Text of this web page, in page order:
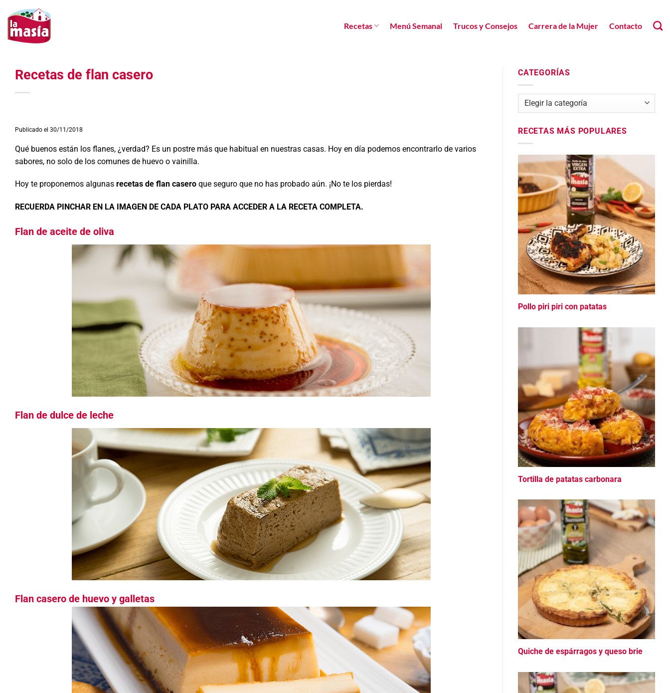
contenido
Recetas Menú Semanal Trucos y Consejos Carrera de la Mujer Contacto
Recetas de flan casero
Publicado el 30/11/2018
Qué buenos están los flanes, ¿verdad? Es un postre más que habitual en nuestras casas. Hoy en día podemos encontrarlo de varios
sabores, no solo de los comunes de huevo o vainilla.
Hoy te proponemos algunas recetas de flan casero que seguro que no has probado aún. ¡No te los pierdas!
RECUERDA PINCHAR EN LA IMAGEN DE CADA PLATO PARA ACCEDER A LA RECETA COMPLETA.
Flan de aceite de oliva
Flan de dulce de leche
Flan casero de huevo y galletas
CATEGORÍAS
Categorías
RECETAS MÁS POPULARES
Pollo piri piri con patatas
Tortilla de patatas carbonara
Quiche de espárragos y queso brie